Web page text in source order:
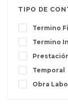
TIPO DE
Termino
Termino
Temporal
Obra